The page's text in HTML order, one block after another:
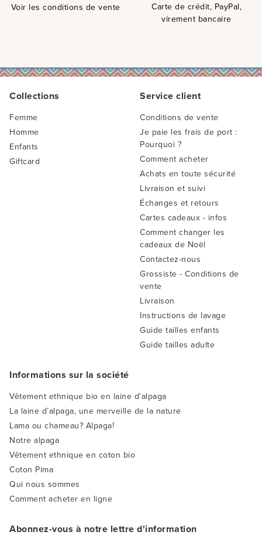
Voir les conditions de vente
Carte de crédit, PayPal,
virement bancaire
Collections
Femme
Homme
Enfants
Giftcard
Informations sur la société
Vêtement ethnique bio en laine d'alpaga
La laine d’alpaga, une merveille de la nature
Lama ou chameau? Alpaga!
Notre alpaga
Vêtement ethnique en coton bio
Coton Pima
Qui nous sommes
Comment acheter en ligne
Service client
Conditions de vente
Je paie les frais de port :
Pourquoi ?
Comment acheter
Achats en toute sécurité
Livraison et suivi
Échanges et retours
Cartes cadeaux - infos
Comment changer les
cadeaux de Noël
Contactez-nous
Grossiste - Conditions de
vente
Livraison
Instructions de lavage
Guide tailles enfants
Guide tailles adulte
Abonnez-vous à notre lettre d'information